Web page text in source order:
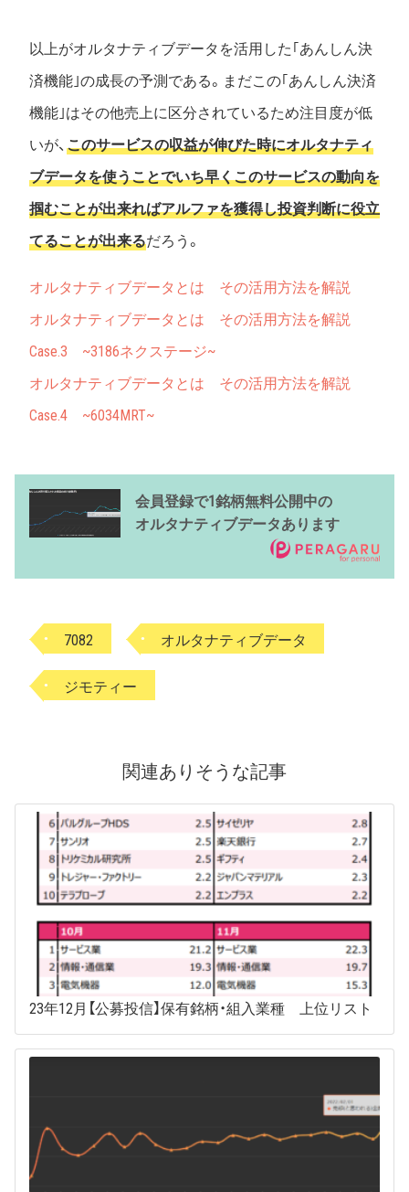
以上がオルタナティブデータを活用した｢あんしん決
済機能｣の成長の予測である。まだこの｢あんしん決済
機能｣はその他売上に区分されているため注目度が低
いが、このサービスの収益が伸びた時にオルタナティ
ブデータを使うことでいち早くこのサービスの動向を
掴むことが出来ればアルファを獲得し投資判断に役立
てることが出来るだろう。
オルタナティブデータとは その活用方法を解説
オルタナティブデータとは その活用方法を解説
Case.3 ~3186ネクステージ~
オルタナティブデータとは その活用方法を解説
Case.4 ~6034MRT~
会員登録で1銘柄無料公開中の
オルタナティブデータあります
7082 オルタナティブデータ
ジモティー
関連ありそうな記事
23年12月【公募投信】保有銘柄・組入業種 上位リスト